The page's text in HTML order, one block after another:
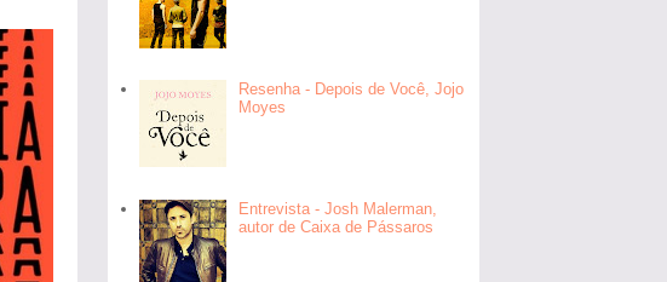
Resenha - Depois de Você, Jojo
Moyes
Entrevista - Josh Malerman,
autor de Caixa de Pássaros